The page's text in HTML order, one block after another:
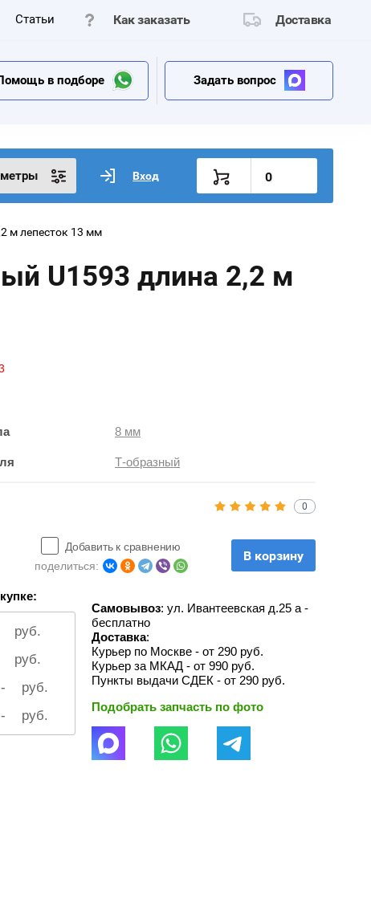
Статьи Как заказать Доставка
в подборе Задать вопрос
Вход 0
м лепесток 13 мм
U1593 длина 2,2 м
8 мм
Т-образный
0
Добавить к сравнению
поделиться:
В корзину
руб.
руб.
-
руб.
- руб.
Самовывоз: ул. Ивантеевская д.25 а -
бесплатно
Доставка:
Курьер по Москве - от 290 руб.
Курьер за МКАД - от 990 руб.
Пункты выдачи СДЕК - от 290 руб.
Подобрать запчасть по фото